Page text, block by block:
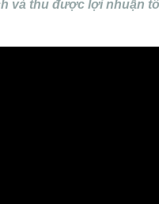
và thu được lợi nhuận